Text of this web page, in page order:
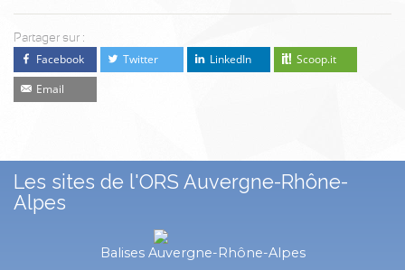
Partager sur :
Facebook Twitter LinkedIn
Scoop.it
Email
Les sites de l'ORS Auvergne-Rhône-
Alpes
Balises Auvergne-Rhône-Alpes